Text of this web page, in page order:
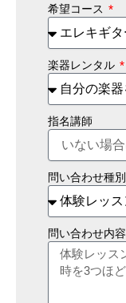
希望コース
楽器レンタル
指名講師
問い合わせ種別
問い合わせ内容